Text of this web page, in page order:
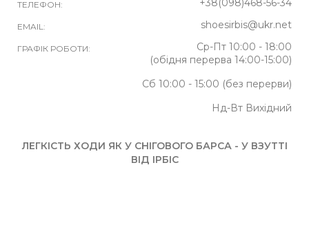
ТЕЛЕФОН: +38(098)468-56-34
EMAIL: shoesirbis@ukr.net
ГРАФІК РОБОТИ:
Ср-Пт 10:00 - 18:00
(обідня перерва 14:00-15:00)
Сб 10:00 - 15:00 (без перерви)
Нд-Вт Вихідний
ЛЕГКІСТЬ ХОДИ ЯК У СНІГОВОГО БАРСА - У ВЗУТТІ
ВІД ІРБІС